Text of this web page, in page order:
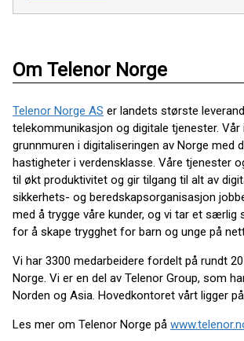
Om Telenor Norge
Telenor Norge AS er landets største
telekommunikasjon og digitale tjenester.
grunnmuren i digitaliseringen av Norge med
hastigheter i verdensklasse. Våre tjenester
til økt produktivitet og gir tilgang til alt av
sikkerhets- og beredskapsorganisasjon
med å trygge våre kunder, og vi tar et særlig
for å skape trygghet for barn og unge på
Vi har 3300 medarbeidere fordelt på rundt
Norge. Vi er en del av Telenor Group, som
Norden og Asia. Hovedkontoret vårt ligger
Les mer om Telenor Norge på